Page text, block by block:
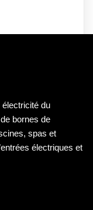
du
bornes de
spas et
électriques et